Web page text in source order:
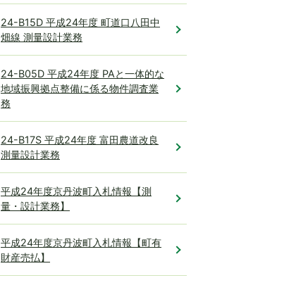
24-B15D 平成24年度 町道口八田中
畑線 測量設計業務
24-B05D 平成24年度 PAと一体的な
地域振興拠点整備に係る物件調査業
務
24-B17S 平成24年度 富田農道改良
測量設計業務
平成24年度京丹波町入札情報【測
量・設計業務】
平成24年度京丹波町入札情報【町有
財産売払】